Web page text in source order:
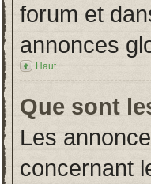
forum et
annonces
Haut
Que sont
Les
concernant